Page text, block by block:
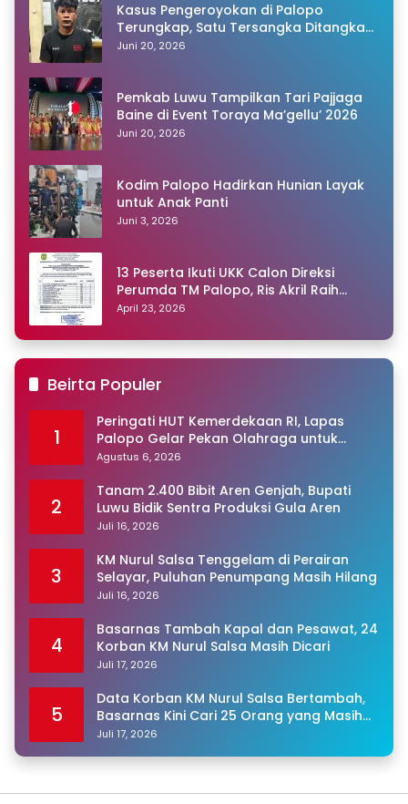
Kasus Pengeroyokan di Palopo
Terungkap, Satu Tersangka Ditangkap
Polisi
Juni 20, 2026
Pemkab Luwu Tampilkan Tari Pajjaga
Baine di Event Toraya Ma’gellu’ 2026
Juni 20, 2026
Kodim Palopo Hadirkan Hunian Layak
untuk Anak Panti
Juni 3, 2026
13 Peserta Ikuti UKK Calon Direksi
Perumda TM Palopo, Ris Akril Raih
Peringkat Pertama
April 23, 2026
Beirta Populer
1
Peringati HUT Kemerdekaan RI, Lapas
Palopo Gelar Pekan Olahraga untuk
Warga Binaan
Agustus 6, 2026
2
Tanam 2.400 Bibit Aren Genjah, Bupati
Luwu Bidik Sentra Produksi Gula Aren
Juli 16, 2026
3
KM Nurul Salsa Tenggelam di Perairan
Selayar, Puluhan Penumpang Masih Hilang
Juli 16, 2026
4
Basarnas Tambah Kapal dan Pesawat, 24
Korban KM Nurul Salsa Masih Dicari
Juli 17, 2026
5
Data Korban KM Nurul Salsa Bertambah,
Basarnas Kini Cari 25 Orang yang Masih
Hilang
Juli 17, 2026